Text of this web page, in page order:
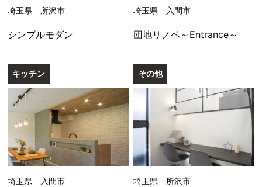
埼玉県 所沢市
シンプルモダン
埼玉県 入間市
団地リノベ～Entrance～
キッチン
埼玉県 入間市
その他
埼玉県 所沢市